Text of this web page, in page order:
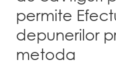
permite
depunerilor
metoda